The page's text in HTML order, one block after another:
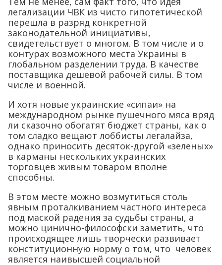
легализации ЧВК из чисто гипотетической
перешла в разряд конкретной
законодательной инициативы,
свидетельствует о многом. В том числе и о
контурах возможного места Украины в
глобальном разделении труда. В качестве
поставщика дешевой рабочей силы. В том
числе и военной.
И хотя новые украинские «сипаи» на
международном рынке пушечного мяса вряд
ли сказочно обогатят бюджет страны, как о
том сладко вещают лоббисты легалайза,
однако приносить десяток-другой «зеленых»
в карманы нескольких украинских
торговцев живым товаром вполне
способны.
В этом месте можно возмутиться столь
явным проталкиванием частного интереса
под маской радения за судьбы страны, а
можно цинично-философски заметить, что
происходящее лишь творчески развивает
конституционную норму о том, что человек
является наивысшей социальной